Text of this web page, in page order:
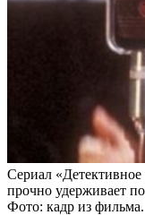
Сериал
прочно удерживает
Фото: кадр из фильма.